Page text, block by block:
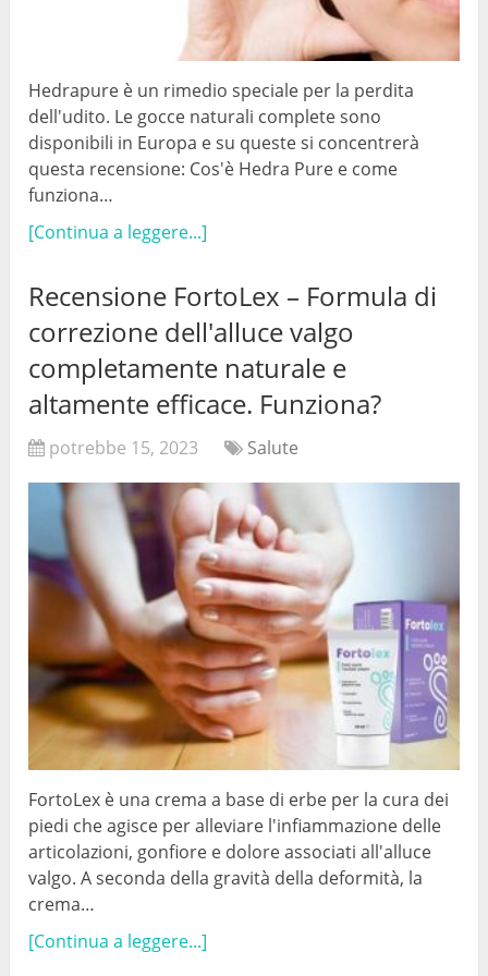
Hedrapure è un rimedio speciale per la perdita
dell'udito. Le gocce naturali complete sono
disponibili in Europa e su queste si concentrerà
questa recensione: Cos'è Hedra Pure e come
funziona…
[Continua a leggere...]
Recensione FortoLex – Formula di
correzione dell'alluce valgo
completamente naturale e
altamente efficace. Funziona?
potrebbe 15, 2023 Salute
FortoLex è una crema a base di erbe per la cura dei
piedi che agisce per alleviare l'infiammazione delle
articolazioni, gonfiore e dolore associati all'alluce
valgo. A seconda della gravità della deformità, la
crema…
[Continua a leggere...]